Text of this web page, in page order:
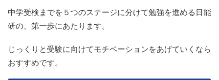
中学受検までを５つのステージに分けて勉強を進める日能
研の、第一歩にあたります。
じっくりと受験に向けてモチベーションをあげていくなら
おすすめです。